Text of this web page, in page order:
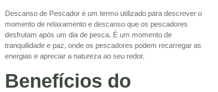
Descanso de Pescador é um termo utilizado para descrever o
momento de relaxamento e descanso que os pescadores
desfrutam após um dia de pesca. É um momento de
tranquilidade e paz, onde os pescadores podem recarregar as
energias e apreciar a natureza ao seu redor.
Benefícios do